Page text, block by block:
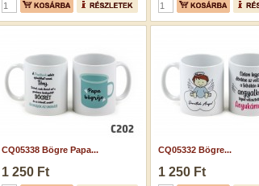
CQ05338 Bögre Papa...
1 250 Ft
CQ05332 Bögre...
1 250 Ft